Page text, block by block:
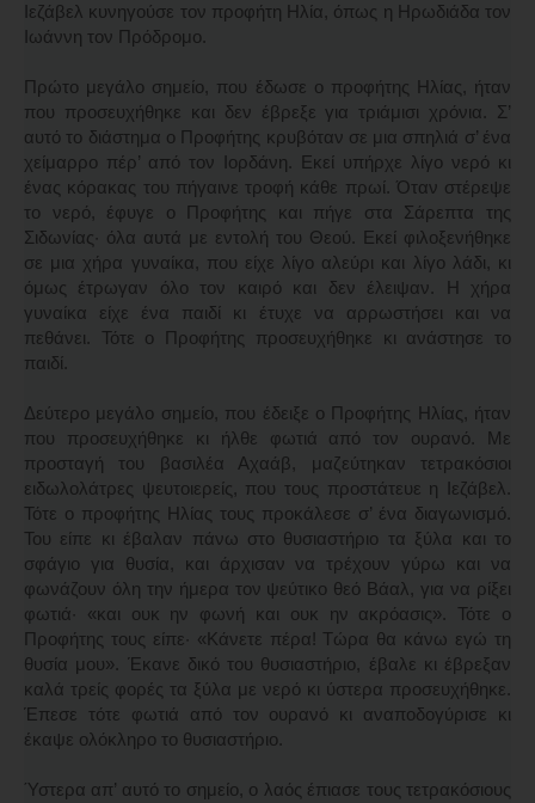
Ιεζάβελ κυνηγούσε τον προφήτη Ηλία, όπως η Ηρωδιάδα τον
Ιωάννη τον Πρόδρομο.
Πρώτο μεγάλο σημείο, που έδωσε ο προφήτης Ηλίας, ήταν
που προσευχήθηκε και δεν έβρεξε για τριάμισι χρόνια. Σ’
αυτό το διάστημα ο Προφήτης κρυβόταν σε μια σπηλιά σ’ ένα
χείμαρρο πέρ’ από τον Ιορδάνη. Εκεί υπήρχε λίγο νερό κι
ένας κόρακας του πήγαινε τροφή κάθε πρωί. Όταν στέρεψε
το νερό, έφυγε ο Προφήτης και πήγε στα Σάρεπτα της
Σιδωνίας· όλα αυτά με εντολή του Θεού. Εκεί φιλοξενήθηκε
σε μια χήρα γυναίκα, που είχε λίγο αλεύρι και λίγο λάδι, κι
όμως έτρωγαν όλο τον καιρό και δεν έλειψαν. Η χήρα
γυναίκα είχε ένα παιδί κι έτυχε να αρρωστήσει και να
πεθάνει. Τότε ο Προφήτης προσευχήθηκε κι ανάστησε το
παιδί.
Δεύτερο μεγάλο σημείο, που έδειξε ο Προφήτης Ηλίας, ήταν
που προσευχήθηκε κι ήλθε φωτιά από τον ουρανό. Με
προσταγή του βασιλέα Αχαάβ, μαζεύτηκαν τετρακόσιοι
ειδωλολάτρες ψευτοιερείς, που τους προστάτευε η Ιεζάβελ.
Τότε ο προφήτης Ηλίας τους προκάλεσε σ’ ένα διαγωνισμό.
Του είπε κι έβαλαν πάνω στο θυσιαστήριο τα ξύλα και το
σφάγιο για θυσία, και άρχισαν να τρέχουν γύρω και να
φωνάζουν όλη την ήμερα τον ψεύτικο θεό Βάαλ, για να ρίξει
φωτιά· «και ουκ ην φωνή και ουκ ην ακρόασις». Τότε ο
Προφήτης τους είπε· «Κάνετε πέρα! Τώρα θα κάνω εγώ τη
θυσία μου». Έκανε δικό του θυσιαστήριο, έβαλε κι έβρεξαν
καλά τρείς φορές τα ξύλα με νερό κι ύστερα προσευχήθηκε.
Έπεσε τότε φωτιά από τον ουρανό κι αναποδογύρισε κι
έκαψε ολόκληρο το θυσιαστήριο.
Ύστερα απ’ αυτό το σημείο, ο λαός έπιασε τους τετρακόσιους